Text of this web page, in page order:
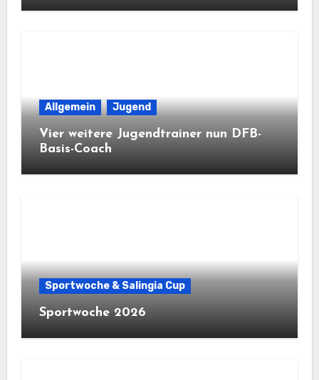
Allgemein Jugend
Vier weitere Jugendtrainer nun DFB-
Basis-Coach
Sportwoche & Salingia Cup
Sportwoche 2026